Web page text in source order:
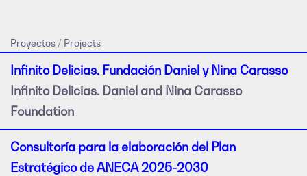
Proyectos / Projects
Infinito Delicias. Fundación Daniel y Nina Carasso
Infinito Delicias. Daniel and Nina Carasso
Foundation
Consultoría para la elaboración del Plan
Estratégico de ANECA 2025-2030